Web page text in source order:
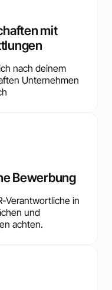
mit
nach deinem
Unternehmen
Bewerbung
Verantwortliche in
und
achten.